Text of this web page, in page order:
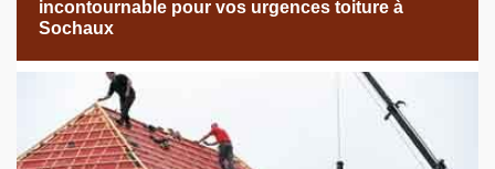
incontournable pour vos urgences toiture à
Sochaux